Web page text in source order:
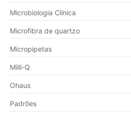
Microbiologia Clínica
Microfibra de quartzo
Micropipetas
Milli-Q
Ohaus
Padrões